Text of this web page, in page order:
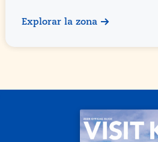
Explorar la zona